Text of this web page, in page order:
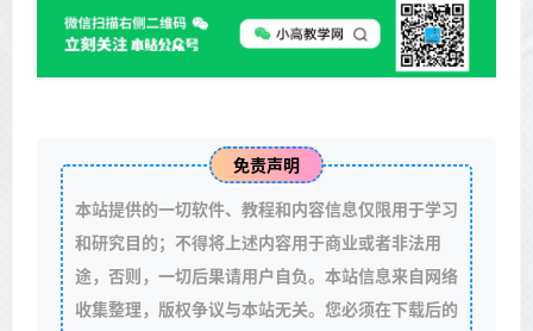
免责声明
本站提供的一切软件、教程和内容信息仅限用于学习
和研究目的；不得将上述内容用于商业或者非法用
途，否则，一切后果请用户自负。本站信息来自网络
收集整理，版权争议与本站无关。您必须在下载后的